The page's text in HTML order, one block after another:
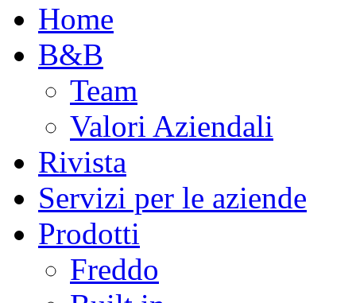
Home
B&B
Team
Valori Aziendali
Rivista
Servizi per le aziende
Prodotti
Freddo